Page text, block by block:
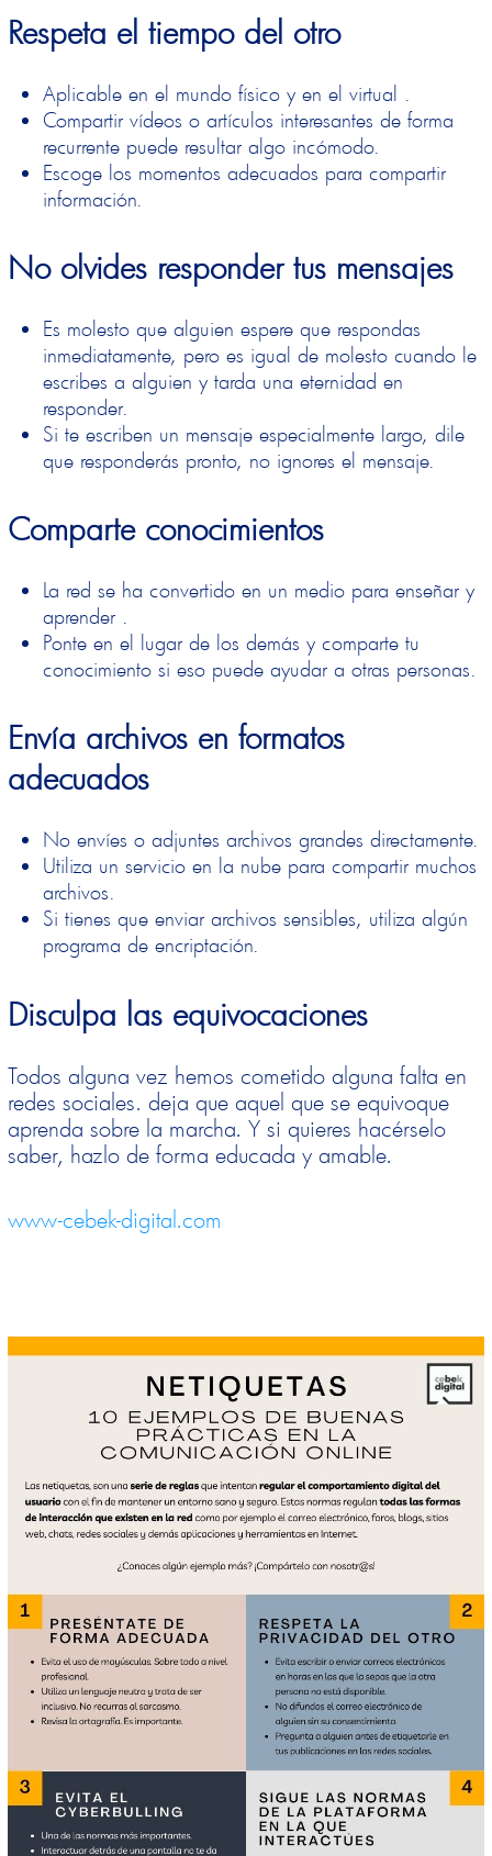
Respeta el tiempo del otro
Aplicable en el mundo físico y en el virtual .
Compartir vídeos o artículos interesantes de forma
recurrente puede resultar algo incómodo.
Escoge los momentos adecuados para compartir
información.
No olvides responder tus mensajes
Es molesto que alguien espere que respondas
inmediatamente, pero es igual de molesto cuando le
escribes a alguien y tarda una eternidad en
responder.
Si te escriben un mensaje especialmente largo, dile
que responderás pronto, no ignores el mensaje.
Comparte conocimientos
La red se ha convertido en un medio para enseñar y
aprender .
Ponte en el lugar de los demás y comparte tu
conocimiento si eso puede ayudar a otras personas.
Envía archivos en formatos
adecuados
No envíes o adjuntes archivos grandes directamente.
Utiliza un servicio en la nube para compartir muchos
archivos.
Si tienes que enviar archivos sensibles, utiliza algún
programa de encriptación.
Disculpa las equivocaciones
Todos alguna vez hemos cometido alguna falta en
redes sociales. deja que aquel que se equivoque
aprenda sobre la marcha. Y si quieres hacérselo
saber, hazlo de forma educada y amable.
www-cebek-digital.com